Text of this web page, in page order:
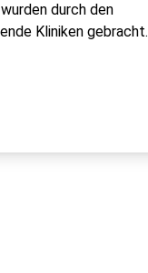
durch den
Kliniken gebracht.